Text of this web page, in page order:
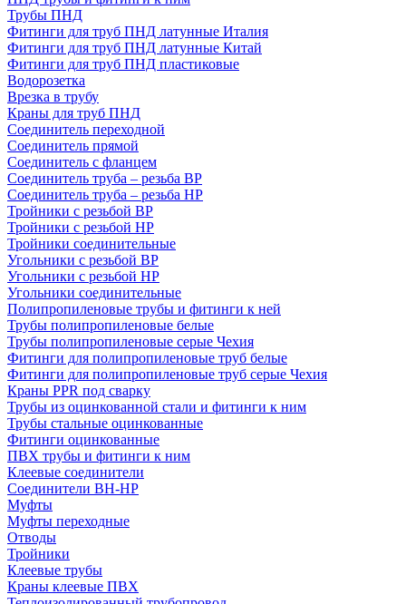
Трубы ПНД
Фитинги для труб ПНД латунные Италия
Фитинги для труб ПНД латунные Китай
Фитинги для труб ПНД пластиковые
Водорозетка
Врезка в трубу
Краны для труб ПНД
Соединитель переходной
Соединитель прямой
Соединитель с фланцем
Соединитель труба – резьба ВР
Соединитель труба – резьба НР
Тройники с резьбой ВР
Тройники с резьбой НР
Тройники соединительные
Угольники с резьбой ВР
Угольники с резьбой НР
Угольники соединительные
Полипропиленовые трубы и фитинги к ней
Трубы полипропиленовые белые
Трубы полипропиленовые серые Чехия
Фитинги для полипропиленовые труб белые
Фитинги для полипропиленовые труб серые Чехия
Краны PPR под сварку
Трубы из оцинкованной стали и фитинги к ним
Трубы стальные оцинкованные
Фитинги оцинкованные
ПВХ трубы и фитинги к ним
Клеевые соединители
Соединители ВН-НР
Муфты
Муфты переходные
Отводы
Тройники
Клеевые трубы
Краны клеевые ПВХ